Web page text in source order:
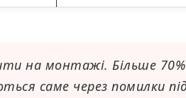
на монтажі. Більше 70%
саме через помилки